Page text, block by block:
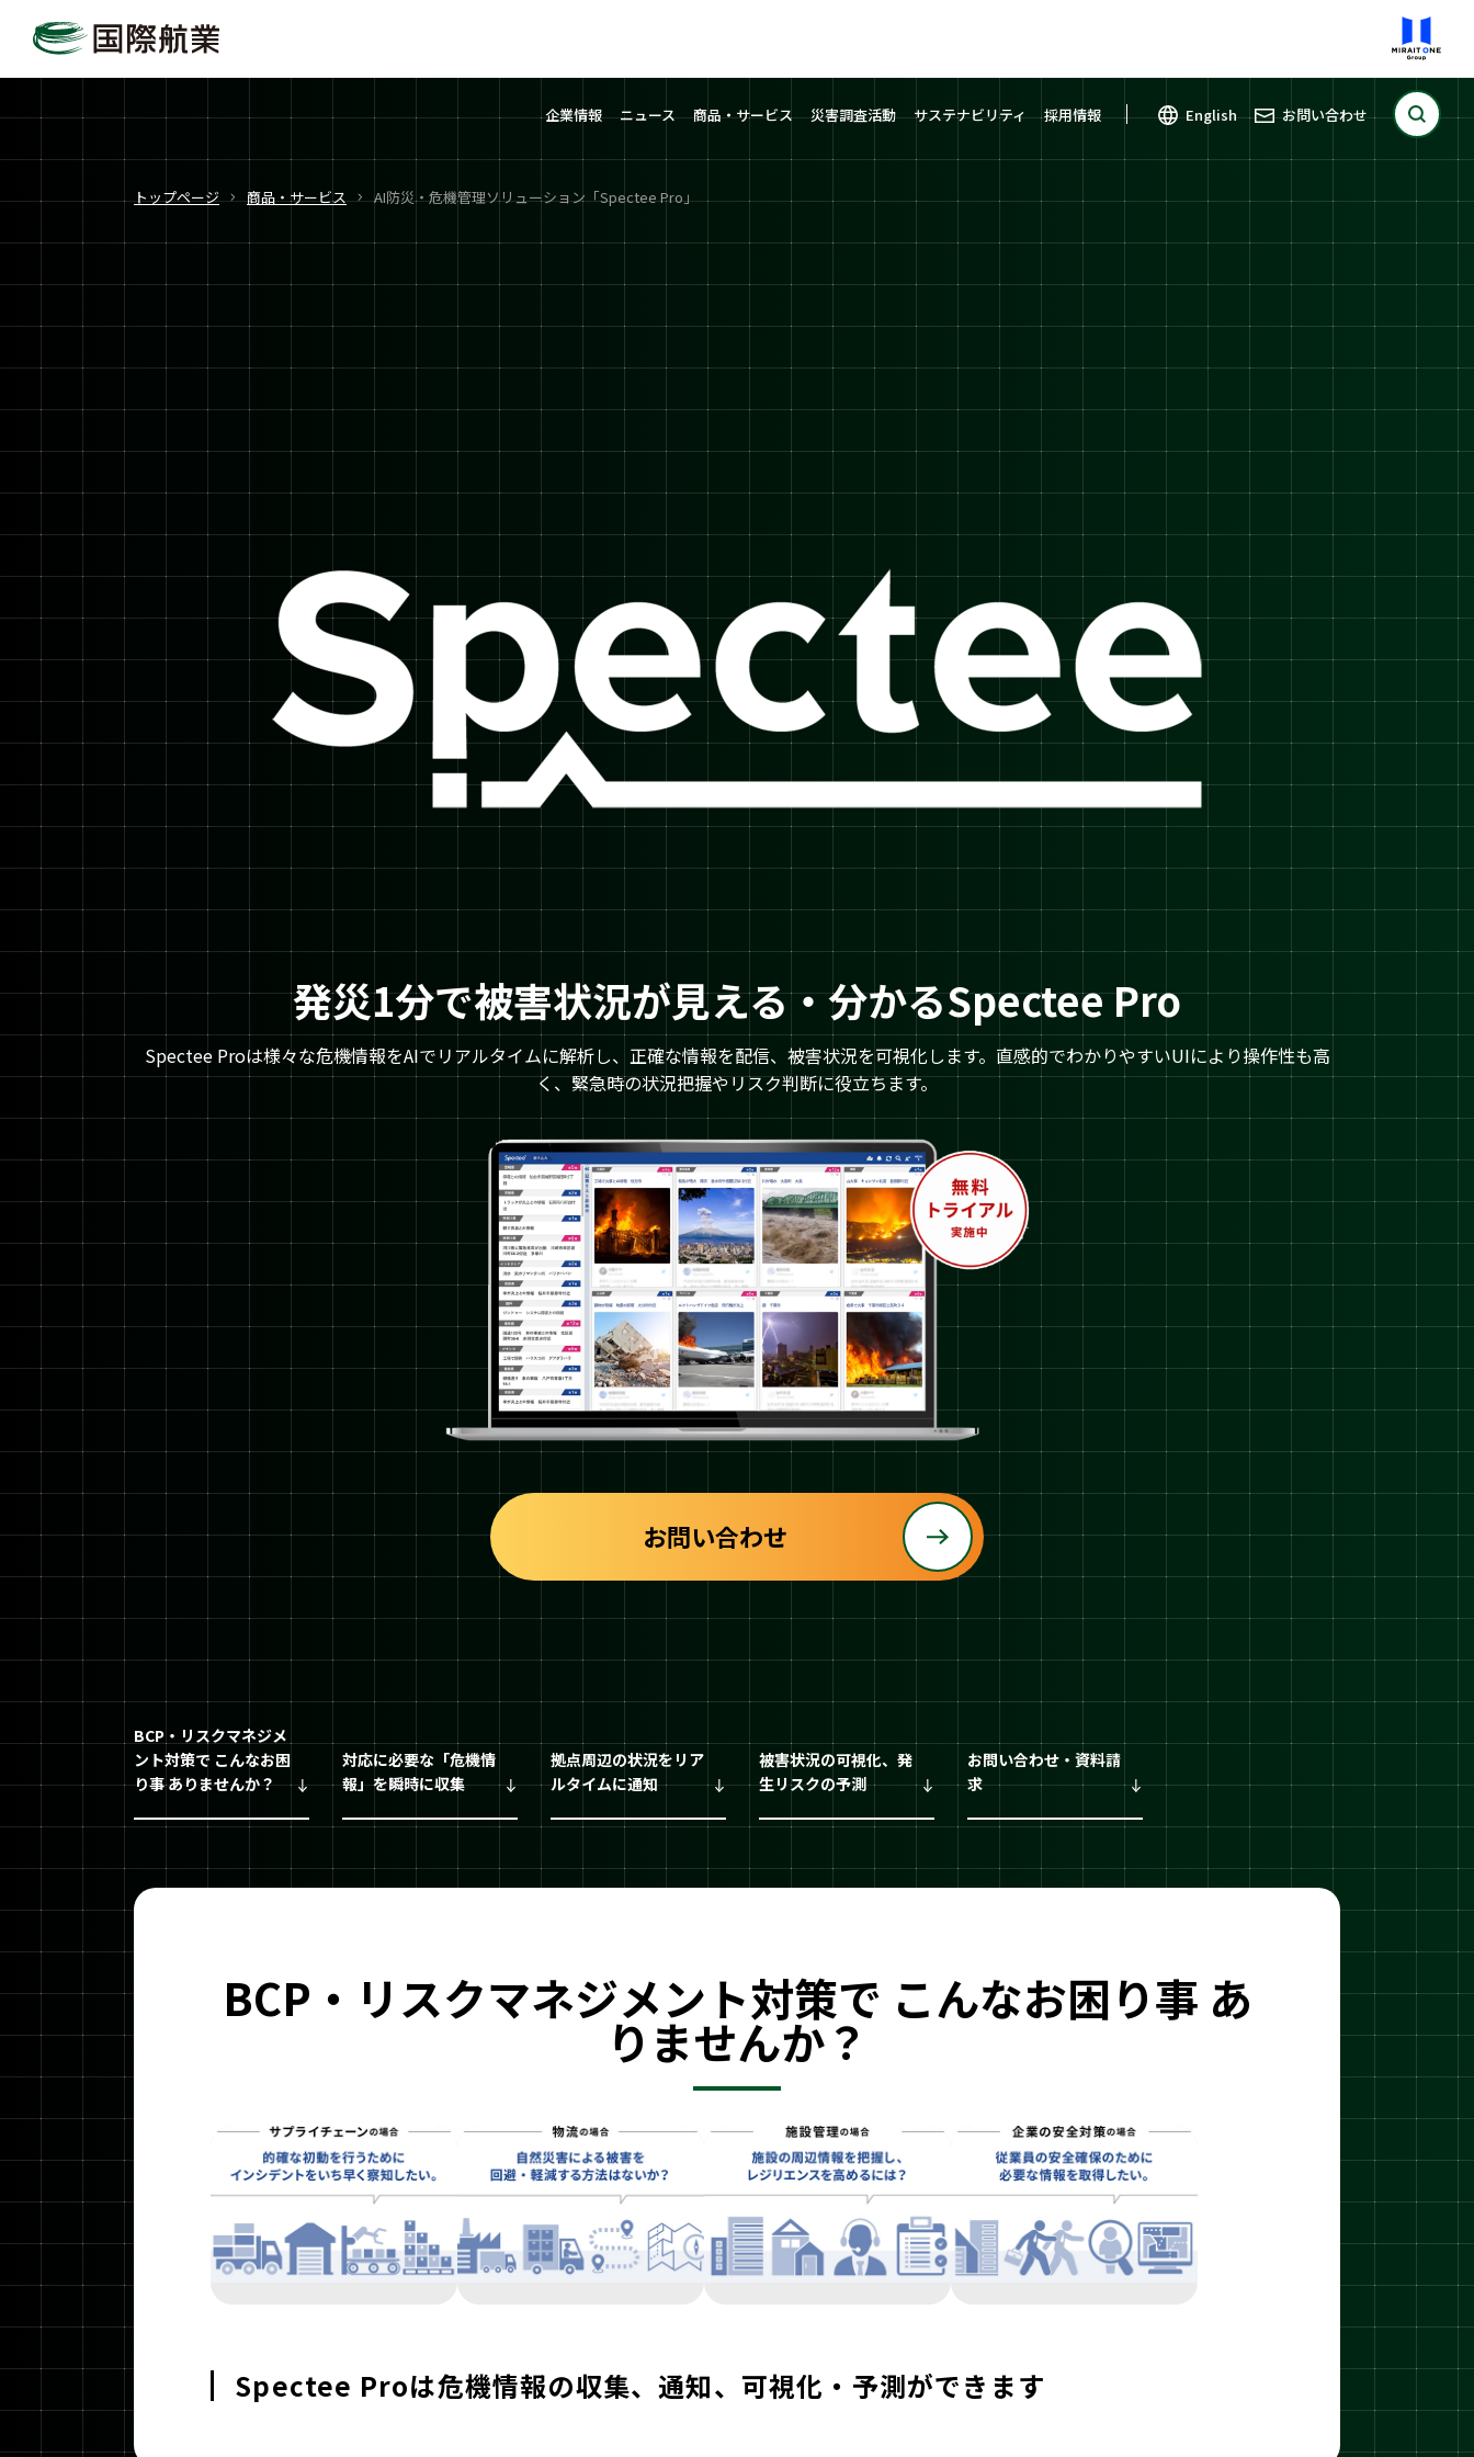
企業情報 ニュース 商品・サービス 災害調査活動 サステナビリティ 採用情報 English お問い合わせ
トップページ 商品・サービス AI防災・危機管理ソリューション「Spectee Pro」
発災1分で被害状況が見える・分かるSpectee Pro
Spectee Proは様々な危機情報をAIでリアルタイムに解析し、正確な情報を配信、被害状況を可視化します。直感的でわかりやすいUIにより操作性も高
く、緊急時の状況把握やリスク判断に役立ちます。
お問い合わせ
BCP・リスクマネジメ
ント対策で こんなお困
り事 ありませんか？
対応に必要な「危機情
報」を瞬時に収集
拠点周辺の状況をリア
ルタイムに通知
被害状況の可視化、発
生リスクの予測
お問い合わせ・資料請
求
BCP・リスクマネジメント対策で こんなお困り事 あ
りませんか？
Spectee Proは危機情報の収集、通知、可視化・予測ができます